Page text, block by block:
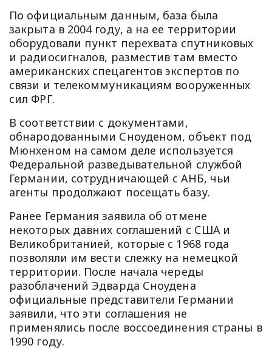
По официальным данным, база была
закрыта в 2004 году, а на ее территории
оборудовали пункт перехвата спутниковых
и радиосигналов, разместив там вместо
американских спецагентов экспертов по
связи и телекоммуникациям вооруженных
сил ФРГ.
В соответствии с документами,
обнародованными Сноуденом, объект под
Мюнхеном на самом деле используется
Федеральной разведывательной службой
Германии, сотрудничающей с АНБ, чьи
агенты продолжают посещать базу.
Ранее Германия заявила об отмене
некоторых давних соглашений с США и
Великобританией, которые с 1968 года
позволяли им вести слежку на немецкой
территории. После начала череды
разоблачений Эдварда Сноудена
официальные представители Германии
заявили, что эти соглашения не
применялись после воссоединения страны в
1990 году.